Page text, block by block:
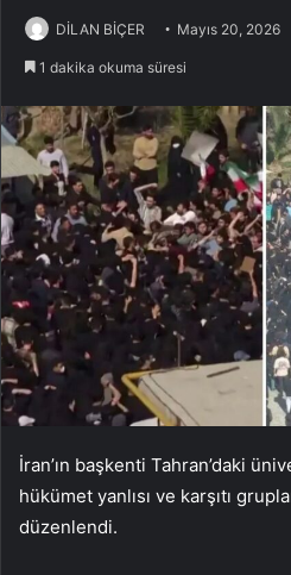
DİLAN BİÇER Mayıs 20, 2026
1 dakika okuma süresi
İran’ın başkenti Tahran’daki
hükümet yanlısı ve karşıtı
düzenlendi.